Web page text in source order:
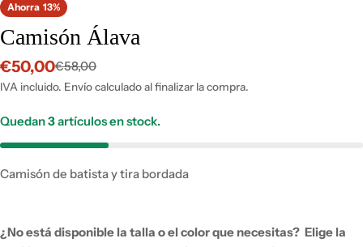
Ahorra 13%
Camisón Álava
Precio
de
€50,00
Precio
habitual
€58,00
IVA incluido. Envío calculado al finalizar la compra.
Quedan3artículos en stock.
Camisón de batista y tira bordada
¿No está disponible la talla o el color que necesitas? Elige la